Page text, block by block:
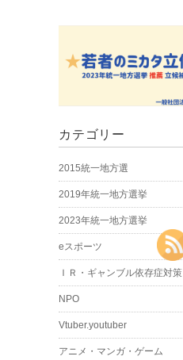
カテゴリー
2015統一地方選
2019年統一地方選挙
2023年統一地方選挙
eスポーツ
ＩＲ・ギャンブル依存症対策
NPO
Vtuber.youtuber
アニメ・マンガ・ゲーム